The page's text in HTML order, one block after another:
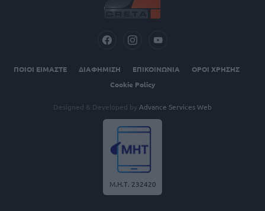
ΠΟΙΟΙ ΕΙΜΑΣΤΕ ΔΙΑΦΗΜΙΣΗ ΕΠΙΚΟΙΝΩΝΙΑ
ΟΡΟΙ ΧΡΗΣΗΣ
Cookie Policy
Designed & Developed by Advance Services Web
Μ.Η.Τ. 232420